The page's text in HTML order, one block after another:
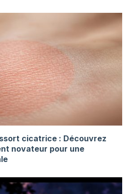
cicatrice : Découvrez
novateur pour une